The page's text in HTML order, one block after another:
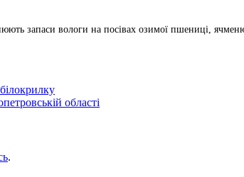
запаси вологи на посівах озимої пшениці, ячменю
області
.